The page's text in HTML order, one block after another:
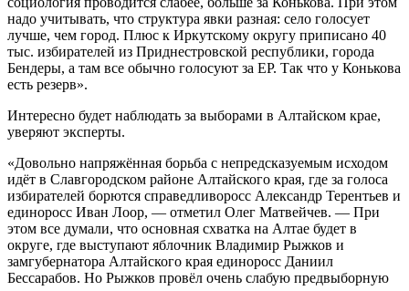
надо учитывать, что структура явки разная: село голосует
лучше, чем город. Плюс к Иркутскому округу приписано 40
тыс. избирателей из Приднестровской республики, города
Бендеры, а там все обычно голосуют за ЕР. Так что у Конькова
есть резерв».
Интересно будет наблюдать за выборами в Алтайском крае,
уверяют эксперты.
«Довольно напряжённая борьба с непредсказуемым исходом
идёт в Славгородском районе Алтайского края, где за голоса
избирателей борются справедливоросс Александр Терентьев и
единоросс Иван Лоор, — отметил Олег Матвейчев. — При
этом все думали, что основная схватка на Алтае будет в
округе, где выступают яблочник Владимир Рыжков и
замгубернатора Алтайского края единоросс Даниил
Бессарабов. Но Рыжков провёл очень слабую предвыборную